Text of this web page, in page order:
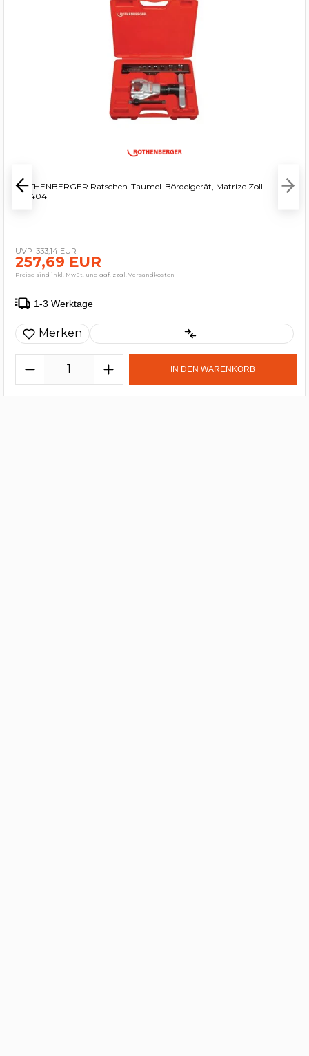
ROTHENBERGER Ratschen-Taumel-Bördelgerät, Matrize Zoll -
222404
333,14 EUR
257,69 EUR
Preise sind inkl. MwSt. und ggf. zzgl. Versandkosten
1-3 Werktage
Merken
IN DEN WARENKORB